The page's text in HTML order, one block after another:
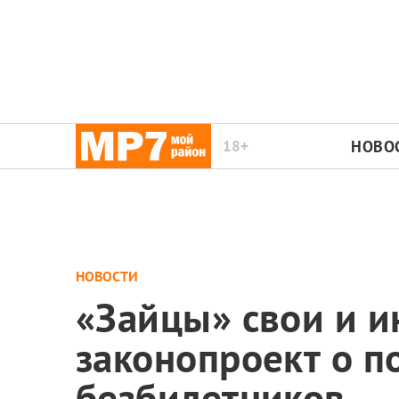
18+
НОВОСТИ
«Зайцы» свои и
законопроект о